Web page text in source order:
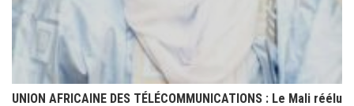
UNION AFRICAINE DES TÉLÉCOMMUNICATIONS : Le Mali réélu